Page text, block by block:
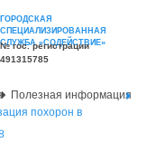
ГОРОДСКАЯ
СПЕЦИАЛИЗИРОВАННАЯ
СЛУЖБА «СОДЕЙСТВИЕ»
№ гос. регистрации
491315785
Полезная информация
похорон в